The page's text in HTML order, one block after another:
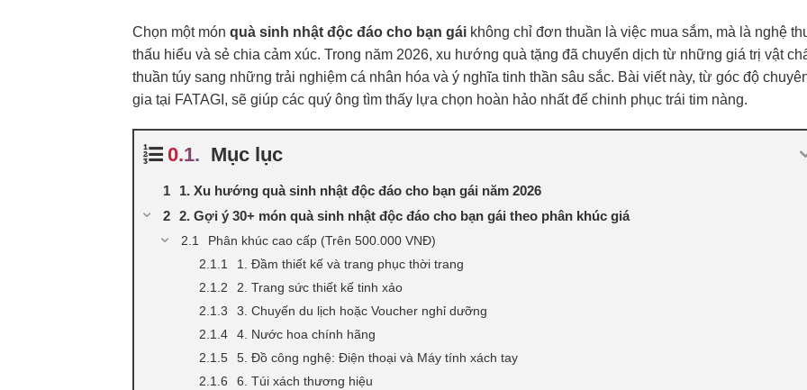
Chọn một món quà sinh nhật độc đáo cho bạn gái không chỉ đơn thuần là việc mua sắm, mà là nghệ
thấu hiểu và sẻ chia cảm xúc. Trong năm 2026, xu hướng quà tặng đã chuyển dịch từ những giá trị vật
thuần túy sang những trải nghiệm cá nhân hóa và ý nghĩa tinh thần sâu sắc. Bài viết này, từ góc độ
gia tại FATAGI, sẽ giúp các quý ông tìm thấy lựa chọn hoàn hảo nhất để chinh phục trái tim nàng.
Mục lục
1. Xu hướng quà sinh nhật độc đáo cho bạn gái năm 2026
2. Gợi ý 30+ món quà sinh nhật độc đáo cho bạn gái theo phân khúc giá
Phân khúc cao cấp (Trên 500.000 VNĐ)
1. Đầm thiết kế và trang phục thời trang
2. Trang sức thiết kế tinh xảo
3. Chuyến du lịch hoặc Voucher nghỉ dưỡng
4. Nước hoa chính hãng
5. Đồ công nghệ: Điện thoại và Máy tính xách tay
6. Túi xách thương hiệu